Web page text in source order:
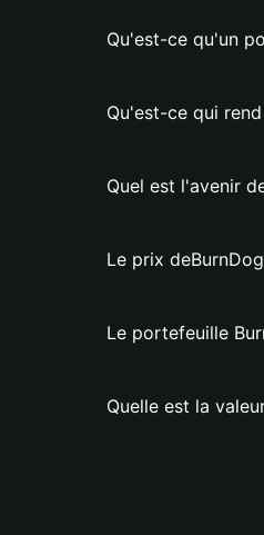
Qu'est-ce qu'un
Qu'est-ce qui
Quel est l'avenir
Le prix
Le portefeuille
Quelle est la